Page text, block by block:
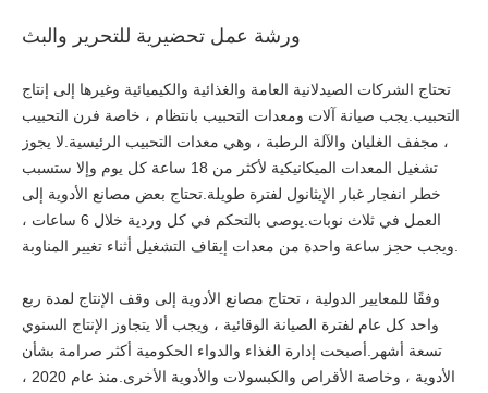
ورشة عمل تحضيرية للتحرير والبث
تحتاج الشركات الصيدلانية العامة والغذائية والكيميائية وغيرها إلى إنتاج
التحبيب.يجب صيانة آلات ومعدات التحبيب بانتظام ، خاصة فرن التحبيب
، مجفف الغليان والآلة الرطبة ، وهي معدات التحبيب الرئيسية.لا يجوز
تشغيل المعدات الميكانيكية لأكثر من 18 ساعة كل يوم وإلا ستسبب
خطر انفجار غبار الإيثانول لفترة طويلة.تحتاج بعض مصانع الأدوية إلى
العمل في ثلاث نوبات.يوصى بالتحكم في كل وردية خلال 6 ساعات ،
وفقًا للمعايير الدولية ، تحتاج مصانع الأدوية إلى وقف الإنتاج لمدة ربع
واحد كل عام لفترة الصيانة الوقائية ، ويجب ألا يتجاوز الإنتاج السنوي
تسعة أشهر.أصبحت إدارة الغذاء والدواء الحكومية أكثر صرامة بشأن
الأدوية ، وخاصة الأقراص والكبسولات والأدوية الأخرى.منذ عام 2020 ،